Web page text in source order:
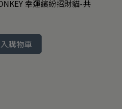
幸運繽紛招財貓-共
購物車